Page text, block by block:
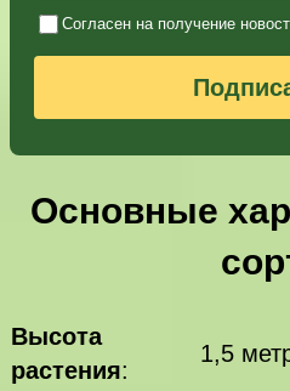
Согласен на получение
Основные
Высота
растения:
1,5